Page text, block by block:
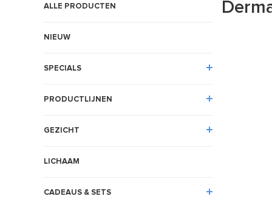
ALLE PRODUCTEN
NIEUW
SPECIALS
PRODUCTLIJNEN
GEZICHT
LICHAAM
CADEAUS & SETS